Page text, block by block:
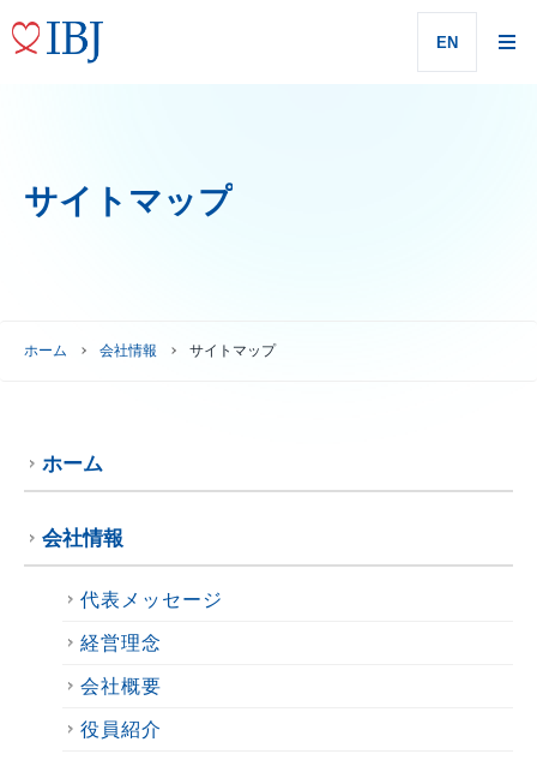
EN
サイトマップ
ホーム 会社情報 サイトマップ
ホーム
会社情報
代表メッセージ
経営理念
会社概要
役員紹介